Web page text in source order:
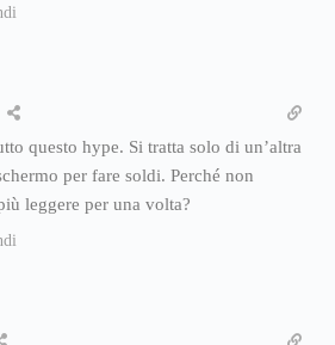
questo hype. Si tratta solo di un’altra
per fare soldi. Perché non
leggere per una volta?